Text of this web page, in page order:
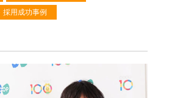
採用成功事例